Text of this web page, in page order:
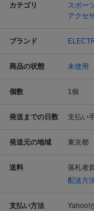
カテゴリ スポー
アクセ
ブランド
商品の状態 未使用
個数 1個
発送までの日数 支払い
発送元の地域 東京都
送料
落札者
配送方
支払い方法 Yahoo!